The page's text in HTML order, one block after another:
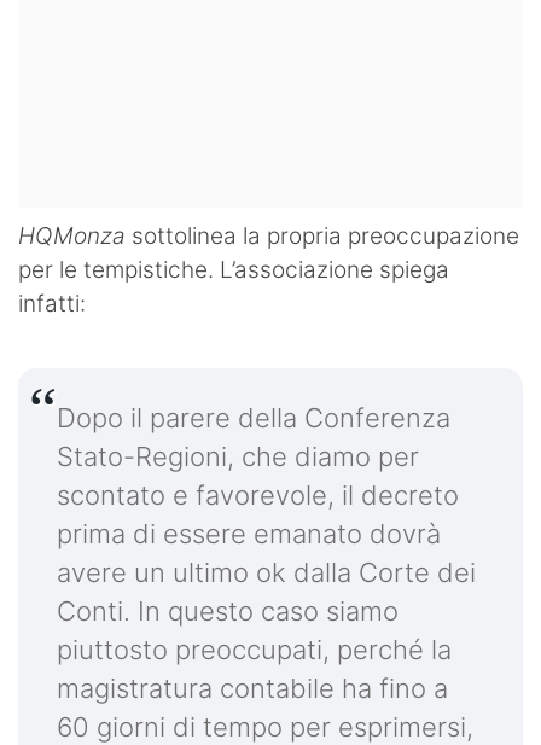
HQMonza sottolinea la propria preoccupazione
per le tempistiche. L’associazione spiega
infatti:
Dopo il parere della Conferenza
Stato-Regioni, che diamo per
scontato e favorevole, il decreto
prima di essere emanato dovrà
avere un ultimo ok dalla Corte dei
Conti. In questo caso siamo
piuttosto preoccupati, perché la
magistratura contabile ha fino a
60 giorni di tempo per esprimersi,